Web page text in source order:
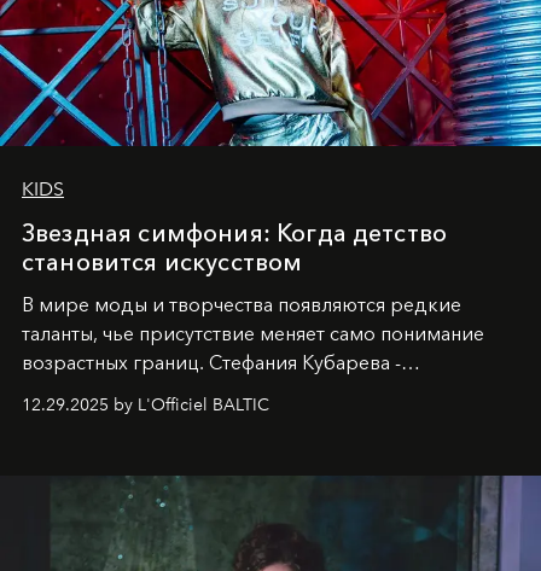
KIDS
Звездная симфония: Когда детство
становится искусством
В мире моды и творчества появляются редкие
таланты, чье присутствие меняет само понимание
возрастных границ. Стефания Кубарева -
десятилетняя обладательница невероятной
харизмы, чье имя уже украшает обложки
2025
и LUXIA June 2025, представляет собой
уникальное явление современной культуры.
12.29.2025 by L'Officiel BALTIC